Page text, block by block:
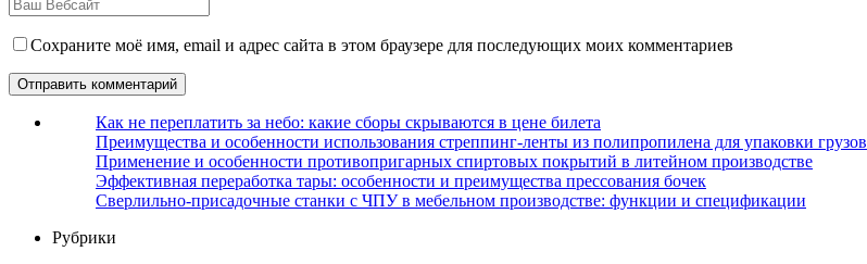
Сохраните моё имя, email и адрес сайта в этом браузере для последующих моих комментариев
Как не переплатить за небо: какие сборы скрываются в цене билета
Преимущества и особенности использования стреппинг-ленты из полипропилена для упаковки грузов
Применение и особенности противопригарных спиртовых покрытий в литейном производстве
Эффективная переработка тары: особенности и преимущества прессования бочек
Сверлильно-присадочные станки с ЧПУ в мебельном производстве: функции и спецификации
Рубрики